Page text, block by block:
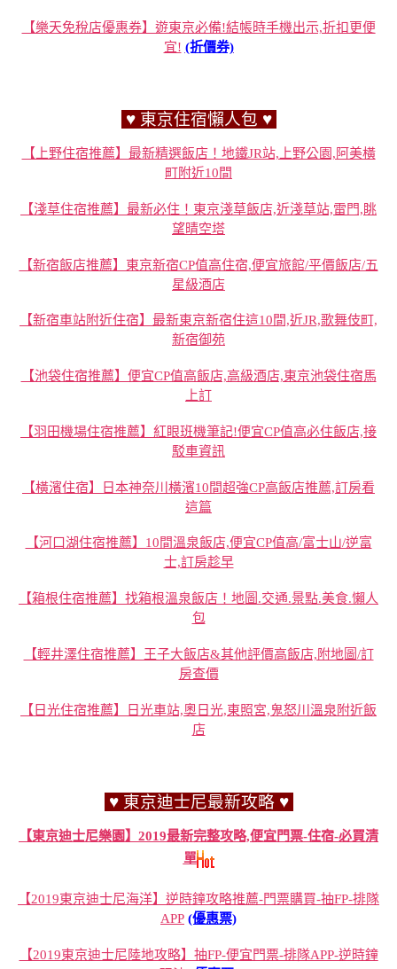
【樂天免稅店優惠券】遊東京必備!結帳時手機出示,折扣更便
宜! (折價券)
♥ 東京住宿懶人包 ♥
【上野住宿推薦】最新精選飯店！地鐵JR站,上野公園,阿美橫
町附近10間
【淺草住宿推薦】最新必住！東京淺草飯店,近淺草站,雷門,眺
望晴空塔
【新宿飯店推薦】東京新宿CP值高住宿,便宜旅館/平價飯店/五
星級酒店
【新宿車站附近住宿】最新東京新宿住這10間,近JR,歌舞伎町,
新宿御苑
【池袋住宿推薦】便宜CP值高飯店,高級酒店,東京池袋住宿馬
上訂
【羽田機場住宿推薦】紅眼班機筆記!便宜CP值高必住飯店,接
駁車資訊
【橫濱住宿】日本神奈川橫濱10間超強CP高飯店推薦,訂房看
這篇
【河口湖住宿推薦】10間溫泉飯店,便宜CP值高/富士山/逆富
士,訂房趁早
【箱根住宿推薦】找箱根溫泉飯店！地圖.交通.景點.美食.懶人
包
【輕井澤住宿推薦】王子大飯店&其他評價高飯店,附地圖/訂
房查價
【日光住宿推薦】日光車站,奧日光,東照宮,鬼怒川溫泉附近飯
店
♥ 東京迪士尼最新攻略 ♥
【東京迪士尼樂園】2019最新完整攻略,便宜門票-住宿-必買清
單
【2019東京迪士尼海洋】逆時鐘攻略推薦-門票購買-抽FP-排隊
APP (優惠票)
【2019東京迪士尼陸地攻略】抽FP-便宜門票-排隊APP-逆時鐘